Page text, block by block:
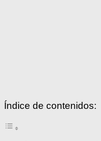
Índice de contenidos: